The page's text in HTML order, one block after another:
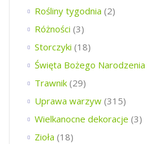
Rośliny tygodnia (2)
Różności (3)
Storczyki (18)
Święta Bożego Narodzenia
Trawnik (29)
Uprawa warzyw (315)
Wielkanocne dekoracje (3)
Zioła (18)